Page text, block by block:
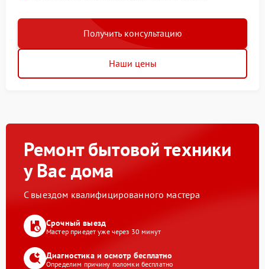
Получить консультацию
Наши цены
Ремонт бытовой техники
у Вас дома
С выездом квалифицированного мастера
Срочный выезд
Мастер приедет уже через 30 минут
Диагностика и осмотр бесплатно
Определим причину поломки бесплатно